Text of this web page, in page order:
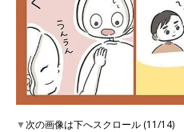
▼次の画像は下へスクロール (11/14)